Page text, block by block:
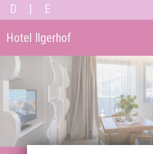
D |
E
Hotel Ilgerhof